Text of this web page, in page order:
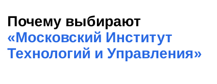
Почему выбирают
«Московский Институт
Технологий и Управления»